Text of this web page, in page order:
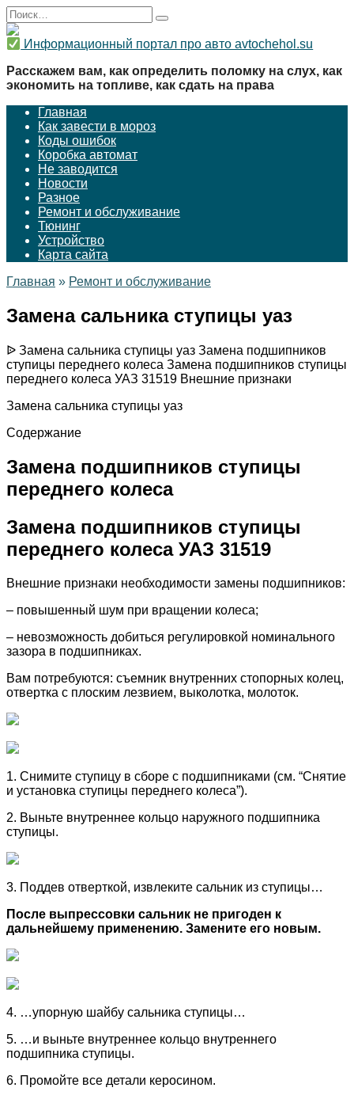
Перейти
к
содержанию
Search
for:
Информационный портал про авто avtochehol.su
Расскажем вам, как определить поломку на слух, как
экономить на топливе, как сдать на права
Главная
Как завести в мороз
Коды ошибок
Коробка автомат
Не заводится
Новости
Разное
Ремонт и обслуживание
Тюнинг
Устройство
Карта сайта
Главная » Ремонт и обслуживание
Замена сальника ступицы уаз
ᐉ Замена сальника ступицы уаз Замена подшипников
ступицы переднего колеса Замена подшипников ступицы
переднего колеса УАЗ 31519 Внешние признаки
Замена сальника ступицы уаз
Содержание
Замена подшипников ступицы
переднего колеса
Замена подшипников ступицы
переднего колеса УАЗ 31519
Внешние признаки необходимости замены подшипников:
– повышенный шум при вращении колеса;
– невозможность добиться регулировкой номинального
зазора в подшипниках.
Вам потребуются: съемник внутренних стопорных колец,
отвертка с плоским лезвием, выколотка, молоток.
1. Снимите ступицу в сборе с подшипниками (см. “Снятие
и установка ступицы переднего колеса”).
2. Выньте внутреннее кольцо наружного подшипника
ступицы.
3. Поддев отверткой, извлеките сальник из ступицы…
После выпрессовки сальник не пригоден к
дальнейшему применению. Замените его новым.
4. …упорную шайбу сальника ступицы…
5. …и выньте внутреннее кольцо внутреннего
подшипника ступицы.
6. Промойте все детали керосином.